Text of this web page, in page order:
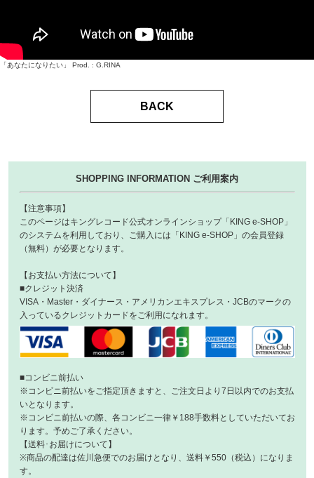
「あなたになりたい」 Prod. : G.RINA
BACK
SHOPPING INFORMATION ご利用案内
【注意事項】
このページはキングレコード公式オンラインショップ「KING e-SHOP」
のシステムを利用しており、ご購入には「KING e-SHOP」の会員登録
（無料）が必要となります。
【お支払い方法について】
■クレジット決済
VISA・Master・ダイナース・アメリカンエキスプレス・JCBのマークの
入っているクレジットカードをご利用になれます。
■コンビニ前払い
※コンビニ前払いをご指定頂きますと、ご注文日より7日以内でのお支払
いとなります。
※コンビニ前払いの際、各コンビニ一律￥188手数料としていただいてお
ります。予めご了承ください。
【送料･お届けについて】
※商品の配達は佐川急便でのお届けとなり、送料￥550（税込）になりま
す。